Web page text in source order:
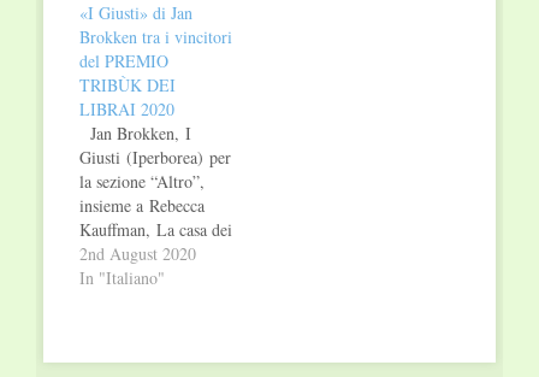
ogni passo in questa
città mi viene in
mente un libro o mi
risuona in testa una
musica. È una
scoperta continua.» È
il…
«I Giusti» di Jan
Brokken tra i vincitori
del PREMIO
TRIBÙK DEI
LIBRAI 2020
Jan Brokken, I
Giusti (Iperborea) per
la sezione “Altro”,
insieme a Rebecca
Kauffman, La casa dei
Gunner (SUR) per la
sezione
2nd August 2020
In "Italiano"